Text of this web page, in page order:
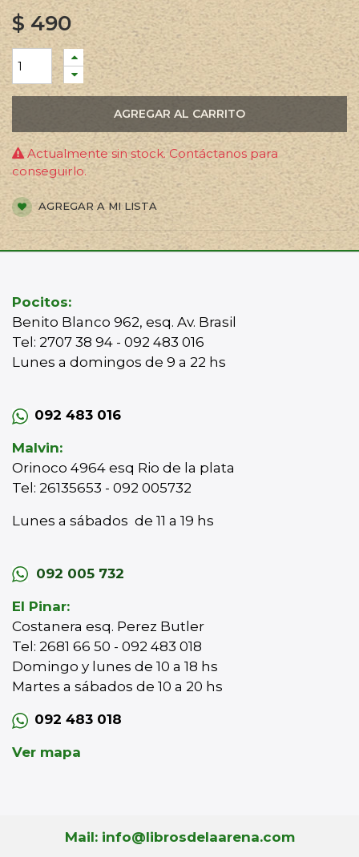
$490
AGREGAR AL CARRITO
Actualmente sin stock. Contáctanos para
conseguirlo.
AGREGAR A MI LISTA
Pocitos:
Benito Blanco 962, esq. Av. Brasil
Tel: 2707 38 94 - 092 483 016
Lunes a domingos de 9 a 22 hs
092 483 016
Malvin:
Orinoco 4964 esq Rio de la plata
Tel: 26135653 - 092 005732
Lunes a sábados de 11 a 19 hs
092 005 732
El Pinar:
Costanera esq. Perez Butler
Tel: 2681 66 50 - 092 483 018
Domingo y lunes de 10 a 18 hs
Martes a sábados de 10 a 20 hs
092 483 018
Ver mapa
Mail: info@librosdelaarena.com